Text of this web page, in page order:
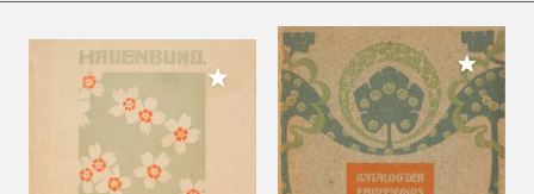
Meiner Sammlung hinzufügen
Meiner